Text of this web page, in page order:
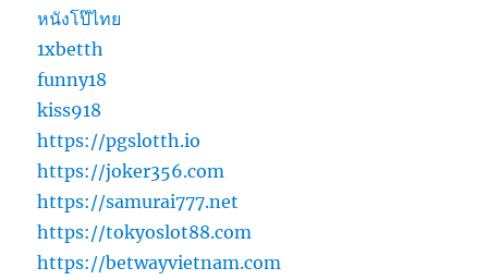
หนังโป๊ไทย
1xbetth
funny18
kiss918
https://pgslotth.io
https://joker356.com
https://samurai777.net
https://tokyoslot88.com
https://betwayvietnam.com